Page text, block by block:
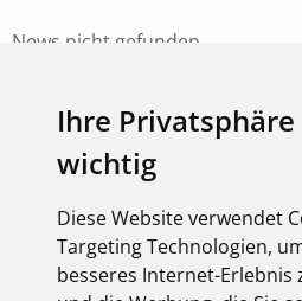
Ihre
wichtig
Diese Website verwendet
Targeting Technologien,
besseres Internet-Erlebnis
News nicht gefunden.
elektroforum 2.2025
Ihr Elektro-Magazin
Das Forum für Industrie,
Dienstleister &
Inklusive aller FEGIME